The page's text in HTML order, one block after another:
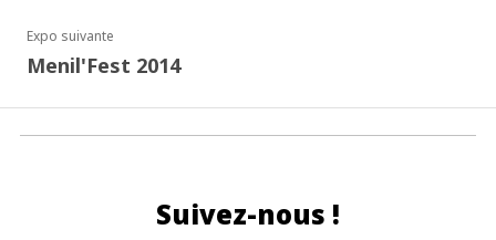
Expo suivante
Menil'Fest 2014
Suivez-nous !